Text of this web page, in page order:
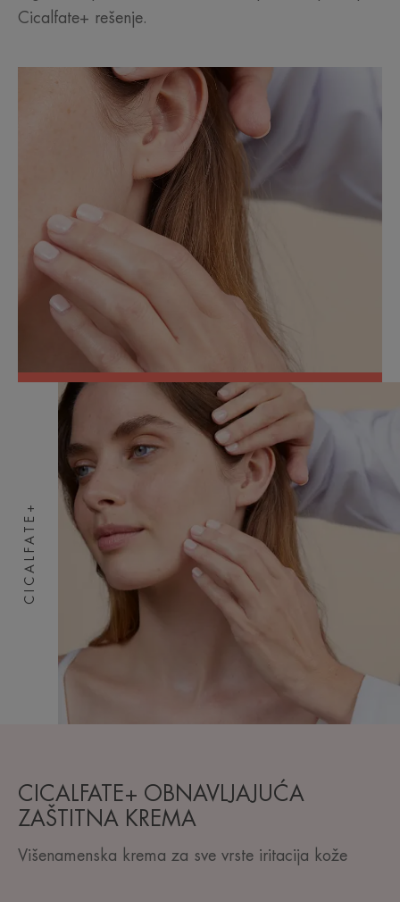
Cicalfate+ rešenje.
CICALFATE+
CICALFATE+ OBNAVLJAJUĆA
ZAŠTITNA KREMA
Višenamenska krema za sve vrste iritacija kože